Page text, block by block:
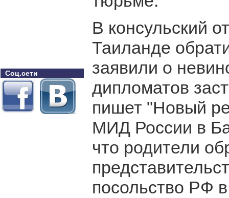
Соц.сети
В консульский
Таиланде
заявили о
дипломатов
пишет "Новый
МИД России в
что родители
посольство РФ